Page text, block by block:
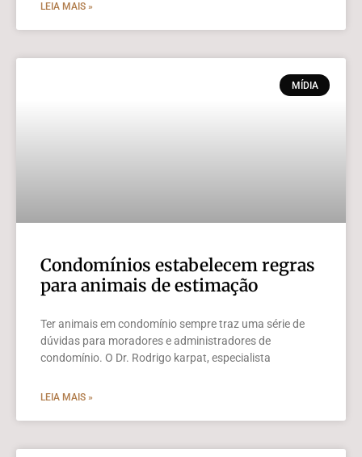
LEIA MAIS »
MÍDIA
Condomínios estabelecem regras
para animais de estimação
Ter animais em condomínio sempre traz uma série de
dúvidas para moradores e administradores de
condomínio. O Dr. Rodrigo karpat, especialista
LEIA MAIS »